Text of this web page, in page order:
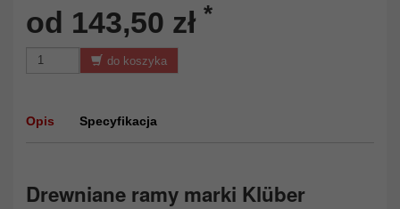
od 143,50 zł *
do koszyka
Opis Specyfikacja
Drewniane ramy marki Klüber